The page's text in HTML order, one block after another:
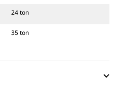
24 ton
35 ton